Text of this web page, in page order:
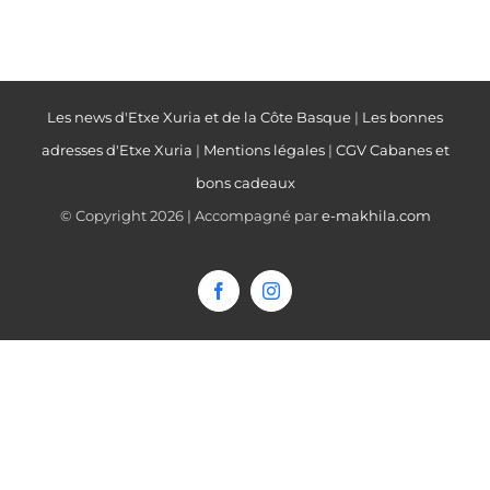
Les news d'Etxe Xuria et de la Côte Basque | Les bonnes
adresses d'Etxe Xuria | Mentions légales| CGV Cabanes et
bons cadeaux
© Copyright2026 | Accompagné pare-makhila.com
FacebookInstagram